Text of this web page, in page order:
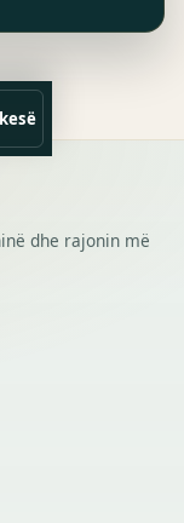
dhe rajonin më